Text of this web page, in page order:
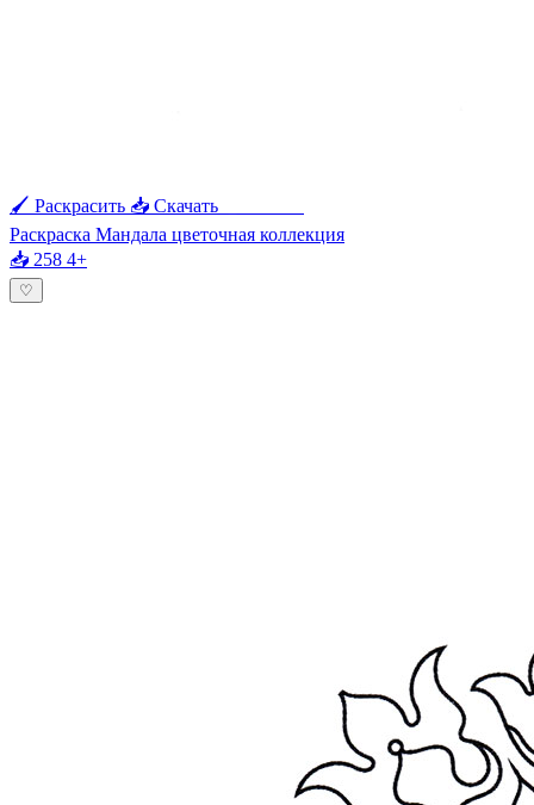
🖌 Раскрасить 📥 Скачать
Раскраска Мандала цветочная коллекция
📥 258 4+
♡